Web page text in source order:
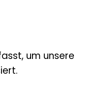
die
gibt es
um unsere